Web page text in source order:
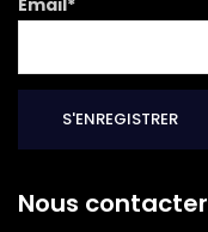
Nous contacter